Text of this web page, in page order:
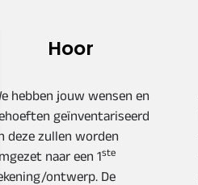
Hoor
hebben jouw wensen en
geïnventariseerd
deze zullen worden
naar een 1ste
ontwerp. De